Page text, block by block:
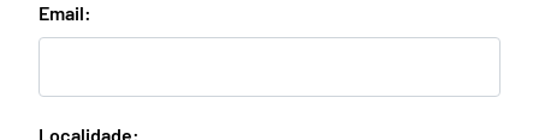
Email:
Localidade: